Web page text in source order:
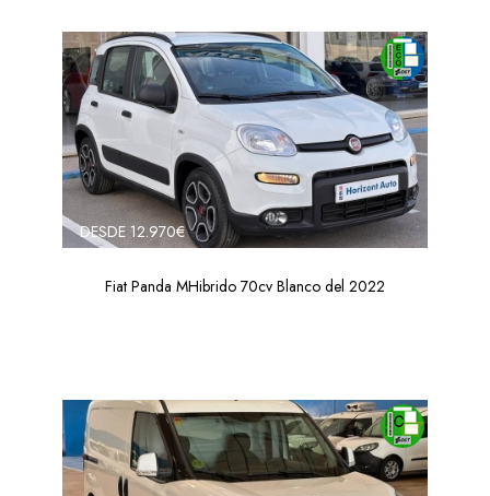
DESDE 12.970€
Fiat Panda MHibrido 70cv Blanco del 2022